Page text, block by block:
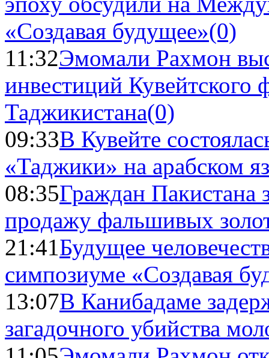
«Создавая будущее»(0)
11:32Эмомали Рахмон
инвестиций Кувейтского
Таджикистана(0)
09:33В Кувейте
«Таджики» на арабском
08:35Граждан Пакистана
продажу фальшивых
21:41Будущее
симпозиуме «Создавая
13:07В Канибадаме
загадочного убийства